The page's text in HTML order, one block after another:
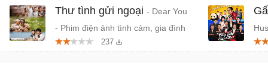
Việt chiếu rạp
Thư tình gửi ngoại - Dear You
- Phim điện ảnh tình cảm, gia đình
Trung Quốc
237